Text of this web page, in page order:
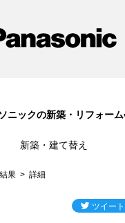
ニックの新築・リフォー
新築・建て替え
果 詳細